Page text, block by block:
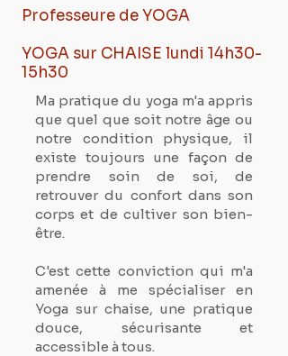
Professeure de YOGA
YOGA sur CHAISE lundi 14h30-
15h30
Ma pratique du yoga m'a appris
que quel que soit notre âge ou
notre condition physique, il
existe toujours une façon de
prendre soin de soi, de
retrouver du confort dans son
corps et de cultiver son bien-
être.
C'est cette conviction qui m'a
amenée à me spécialiser en
Yoga sur chaise, une pratique
douce, sécurisante et
accessible à tous.